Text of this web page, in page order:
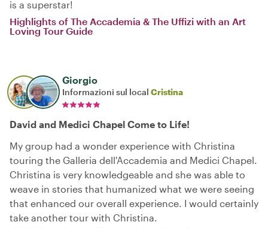
is a superstar!
Highlights of The Accademia & The Uffizi with an Art
Loving Tour Guide
Giorgio
Informazioni sul local Cristina
David and Medici Chapel Come to Life!
My group had a wonder experience with Christina
touring the Galleria dell'Accademia and Medici Chapel.
Christina is very knowledgeable and she was able to
weave in stories that humanized what we were seeing
that enhanced our overall experience. I would certainly
take another tour with Christina.